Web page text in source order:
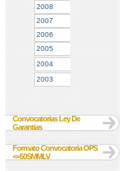
2008
2007
2006
2005
2004
2003
Convocatorias Ley De
Garantias
Formato Convocatoria OPS
<=50SMMLV